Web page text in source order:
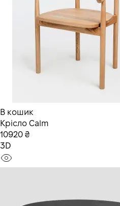
В кошик
Крісло Calm
10920 ₴
3D